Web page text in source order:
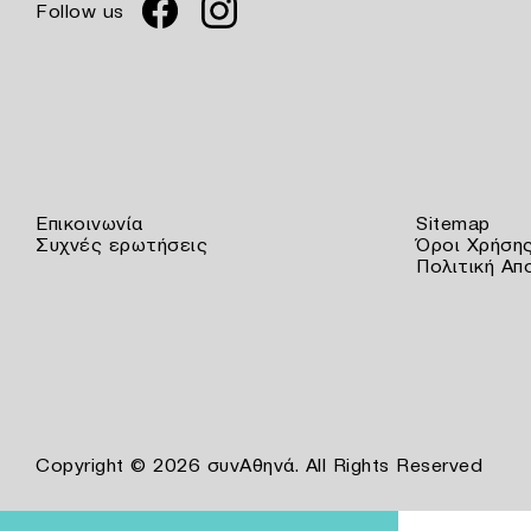
Follow us
Επικοινωνία
Συχνές ερωτήσεις
Sitemap
Όροι
Πολιτική
Copyright © 2026 συνΑθηνά. All Rights Reserved